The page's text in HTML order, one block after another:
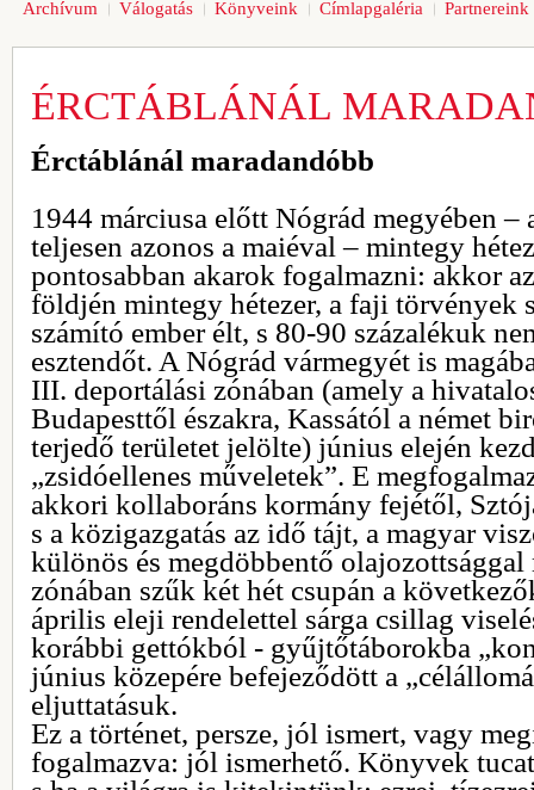
Archívum Válogatás Könyveink Címlapgaléria Partnereink
ÉRCTÁBLÁNÁL
Érctáblánál maradandóbb
1944 márciusa előtt Nógrád megyében –
teljesen azonos a maiéval – mintegy
pontosabban akarok fogalmazni: akkor
földjén mintegy hétezer, a faji törvények
számító ember élt, s 80-90 százalékuk
esztendőt. A Nógrád vármegyét is
III. deportálási zónában (amely a
Budapesttől északra, Kassától a német
terjedő területet jelölte) június elején
„zsidóellenes műveletek”. E
akkori kollaboráns kormány fejétől,
s a közigazgatás az idő tájt, a magyar
különös és megdöbbentő
zónában szűk két hét csupán a
április eleji rendelettel sárga csillag
korábbi gettókból - gyűjtőtáborokba
június közepére befejeződött a
eljuttatásuk.
Ez a történet, persze, jól ismert, vagy
fogalmazva: jól ismerhető. Könyvek